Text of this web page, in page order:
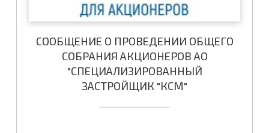
СООБЩЕНИЕ О ПРОВЕДЕНИИ ОБЩЕГО
СОБРАНИЯ АКЦИОНЕРОВ АО
"СПЕЦИАЛИЗИРОВАННЫЙ
ЗАСТРОЙЩИК "КСМ"